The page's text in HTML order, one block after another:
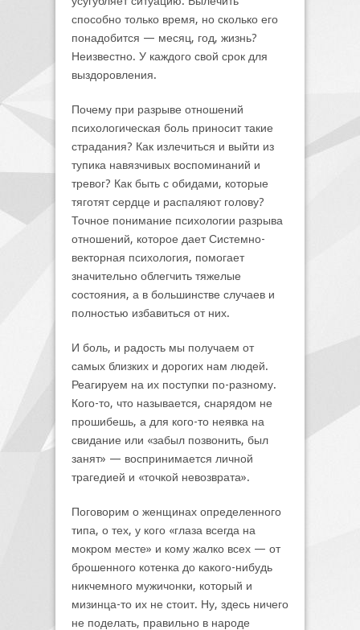
способно только время, но сколько его
понадобится — месяц, год, жизнь?
Неизвестно. У каждого свой срок для
выздоровления.
Почему при разрыве отношений
психологическая боль приносит такие
страдания? Как излечиться и выйти из
тупика навязчивых воспоминаний и
тревог? Как быть с обидами, которые
тяготят сердце и распаляют голову?
Точное понимание психологии разрыва
отношений, которое дает Системно-
векторная психология, помогает
значительно облегчить тяжелые
состояния, а в большинстве случаев и
полностью избавиться от них.
И боль, и радость мы получаем от
самых близких и дорогих нам людей.
Реагируем на их поступки по-разному.
Кого-то, что называется, снарядом не
прошибешь, а для кого-то неявка на
свидание или «забыл позвонить, был
занят» — воспринимается личной
трагедией и «точкой невозврата».
Поговорим о женщинах определенного
типа, о тех, у кого «глаза всегда на
мокром месте» и кому жалко всех — от
брошенного котенка до какого-нибудь
никчемного мужичонки, который и
мизинца-то их не стоит. Ну, здесь ничего
не поделать, правильно в народе